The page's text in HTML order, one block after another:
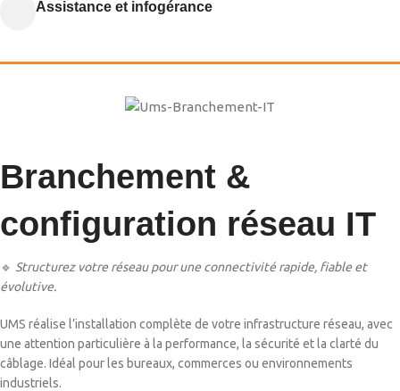
Assistance et infogérance
Branchement &
configuration réseau IT
🔹 Structurez votre réseau pour une connectivité rapide, fiable et
évolutive.
UMS réalise l’installation complète de votre infrastructure réseau, avec
une attention particulière à la performance, la sécurité et la clarté du
câblage. Idéal pour les bureaux, commerces ou environnements
industriels.